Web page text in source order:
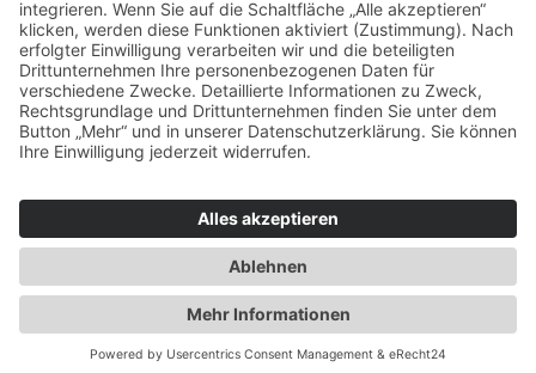
Adresse
Aegidienstrasse 10
23552 Lübeck
Telefon & E-Mail
info@schuhmacherei-loebe.de
0451 / 76 173
Schuhmacherei Thomas Loebe©Alle Rechte vorbehalten
DatenschutzundImpressum